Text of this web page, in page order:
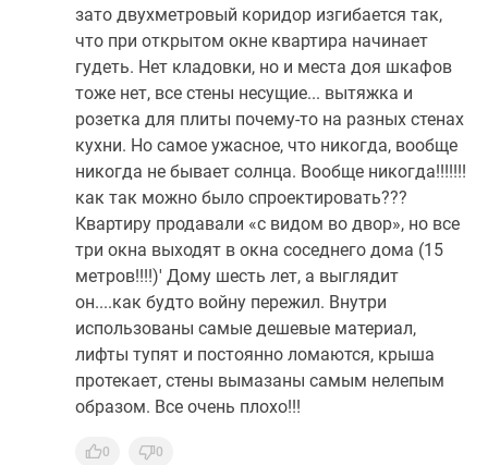
зато двухметровый коридор изгибается так,
что при открытом окне квартира начинает
гудеть. Нет кладовки, но и места доя шкафов
тоже нет, все стены несущие... вытяжка и
розетка для плиты почему-то на разных стенах
кухни. Но самое ужасное, что никогда, вообще
никогда не бывает солнца. Вообще никогда!!!!!!!
как так можно было спроектировать???
Квартиру продавали «с видом во двор», но все
три окна выходят в окна соседнего дома (15
метров!!!!)' Дому шесть лет, а выглядит
он....как будто войну пережил. Внутри
использованы самые дешевые материал,
лифты тупят и постоянно ломаются, крыша
протекает, стены вымазаны самым нелепым
образом. Все очень плохо!!!
0 0